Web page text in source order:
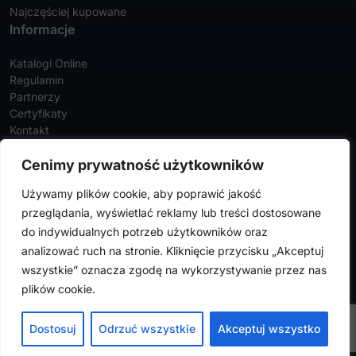
Cenimy prywatność użytkowników
Używamy plików cookie, aby poprawić jakość
przeglądania, wyświetlać reklamy lub treści dostosowane
do indywidualnych potrzeb użytkowników oraz
analizować ruch na stronie. Kliknięcie przycisku „Akceptuj
wszystkie” oznacza zgodę na wykorzystywanie przez nas
plików cookie.
Dostosuj Odrzuć wszystkie Akceptuj wszystko
ceramiki
ceramiki stopów metali szlachetnych I
nieszlachetnych
Wiertło diamentowe na prostnicę
Najczęściej kupowane
Informacje
Katalogi Online
Regulamin
Partnerzy
Certyfikaty
Kontakt
Zamówienia
Adresy
FalconMedical © 2024. Wszystkie prawa zastrzeżone |
prywatności|Polityka cookies
Design byVENTI